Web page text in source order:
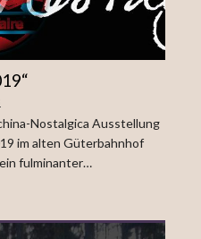
Nostalgica Ausstellung
im alten Güterbahnhof
fulminanter…